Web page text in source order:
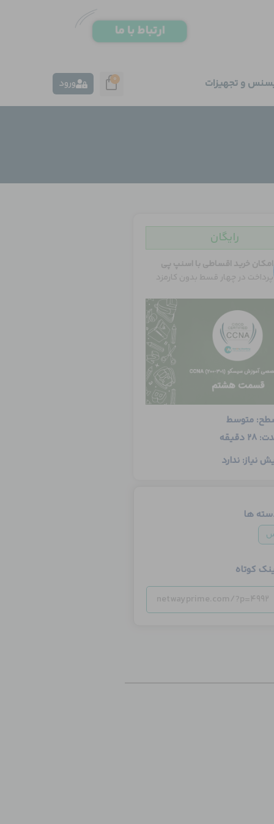
و تجهیزات 0 ورود
رایگان
امکان خرید اقساطی با اسنپ پی
پرداخت در چهار قسط بدون کارمزد
متوسط
28 دقیقه
نیاز: ندارد
ها
کوتاه
netwayprime.com/?p=4992